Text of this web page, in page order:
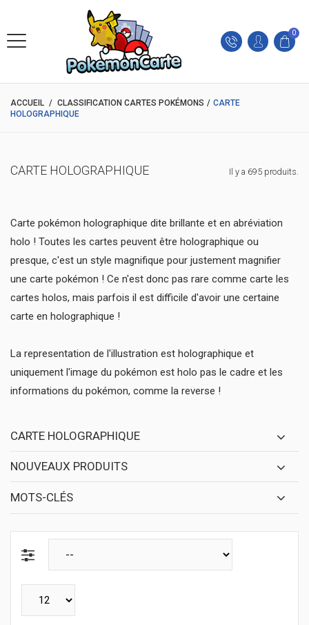
0
ACCUEIL / CLASSIFICATION CARTES POKÉMONS / CARTE
HOLOGRAPHIQUE
CARTE HOLOGRAPHIQUE Il y a 695 produits.
Carte pokémon holographique dite brillante et en abréviation
holo ! Toutes les cartes peuvent être holographique ou
presque, c'est un style magnifique pour justement magnifier
une carte pokémon ! Ce n'est donc pas rare comme carte les
cartes holos, mais parfois il est difficile d'avoir une certaine
carte en holographique !
La representation de l'illustration est holographique et
uniquement l'image du pokémon est holo pas le cadre et les
informations du pokémon, comme la reverse !
CARTE HOLOGRAPHIQUE
NOUVEAUX PRODUITS
MOTS-CLÉS